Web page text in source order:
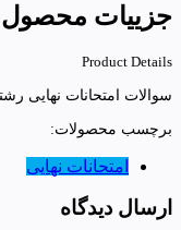
جزییات محصول
Product Details
سوالات امتحانات نهایی رشته
برچسب محصولات:
امتحانات نهایی
ارسال دیدگاه